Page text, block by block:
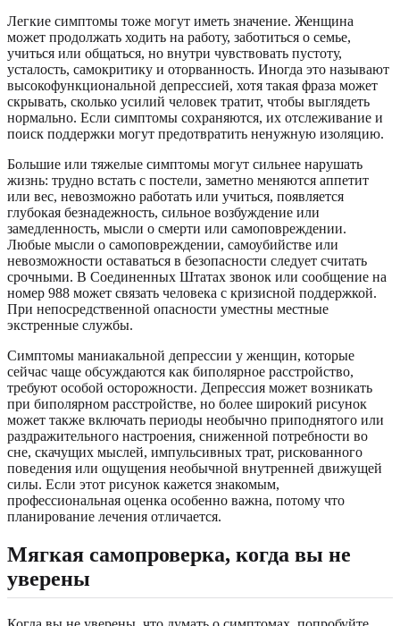
Легкие симптомы тоже могут иметь значение. Женщина
может продолжать ходить на работу, заботиться о семье,
учиться или общаться, но внутри чувствовать пустоту,
усталость, самокритику и оторванность. Иногда это называют
высокофункциональной депрессией, хотя такая фраза может
скрывать, сколько усилий человек тратит, чтобы выглядеть
нормально. Если симптомы сохраняются, их отслеживание и
поиск поддержки могут предотвратить ненужную изоляцию.
Большие или тяжелые симптомы могут сильнее нарушать
жизнь: трудно встать с постели, заметно меняются аппетит
или вес, невозможно работать или учиться, появляется
глубокая безнадежность, сильное возбуждение или
замедленность, мысли о смерти или самоповреждении.
Любые мысли о самоповреждении, самоубийстве или
невозможности оставаться в безопасности следует считать
срочными. В Соединенных Штатах звонок или сообщение на
номер 988 может связать человека с кризисной поддержкой.
При непосредственной опасности уместны местные
экстренные службы.
Симптомы маниакальной депрессии у женщин, которые
сейчас чаще обсуждаются как биполярное расстройство,
требуют особой осторожности. Депрессия может возникать
при биполярном расстройстве, но более широкий рисунок
может также включать периоды необычно приподнятого или
раздражительного настроения, сниженной потребности во
сне, скачущих мыслей, импульсивных трат, рискованного
поведения или ощущения необычной внутренней движущей
силы. Если этот рисунок кажется знакомым,
профессиональная оценка особенно важна, потому что
планирование лечения отличается.
Мягкая самопроверка, когда вы не
уверены